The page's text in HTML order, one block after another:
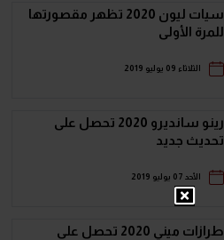
سيات ليون 2020 تظهر مقصورتها
للمرة الأولى
الثلاثاء 09 يوليو 2019
رينو سانديرو 2020 تحصل على
تحديث جديد
الأحد 07 يوليو 2019
طرازات ميني 2020 تحصل على